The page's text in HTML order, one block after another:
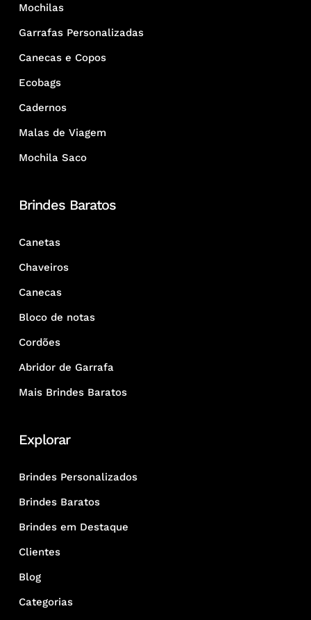
Mochilas
Garrafas Personalizadas
Canecas e Copos
Ecobags
Cadernos
Malas de Viagem
Mochila Saco
Brindes Baratos
Canetas
Chaveiros
Canecas
Bloco de notas
Cordões
Abridor de Garrafa
Mais Brindes Baratos
Explorar
Brindes Personalizados
Brindes Baratos
Brindes em Destaque
Clientes
Blog
Categorias